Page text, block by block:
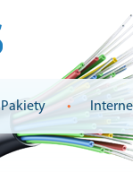
Pakiety •